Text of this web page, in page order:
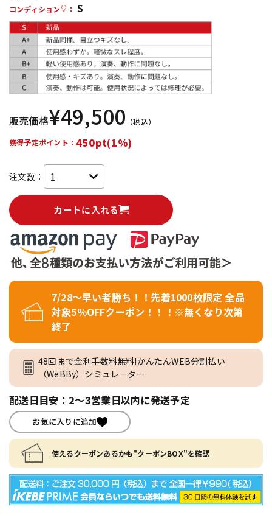
中古 ヴィンテージ
コンディション
： S
販売価格¥49,500 （税込）
獲得予定ポイント： 450pt(1%)
注文数：
カートに入れる
7/28～早い者勝ち！！先着1000枚限定 全品
対象5％OFFクーポン！！！※無くなり次第
終了
48回まで金利手数料無料!かんたんWEB分割払い
（WeBBy）シミュレーター
配送日目安：2～3営業日以内に発送予定
お気に入りに追加
使えるクーポンあるかも"クーポンBOX"を確認